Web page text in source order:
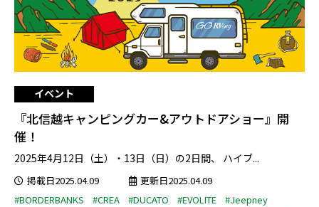
イベント
『北信越キャンピングカー&アウトドアショー』開
催！
2025年4月12日（土）・13日（日）の2日間、 ハイブ...
掲載日2025.04.09
更新日2025.04.09
#BORDERBANKS
#CREA #DUCATO #EVOLITE
#Jeepney